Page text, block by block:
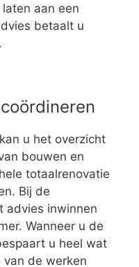
aan een
betaalt u
u het overzicht
bouwen en
totaalrenovatie
Bij de
advies inwinnen
Wanneer u de
u heel wat
de werken